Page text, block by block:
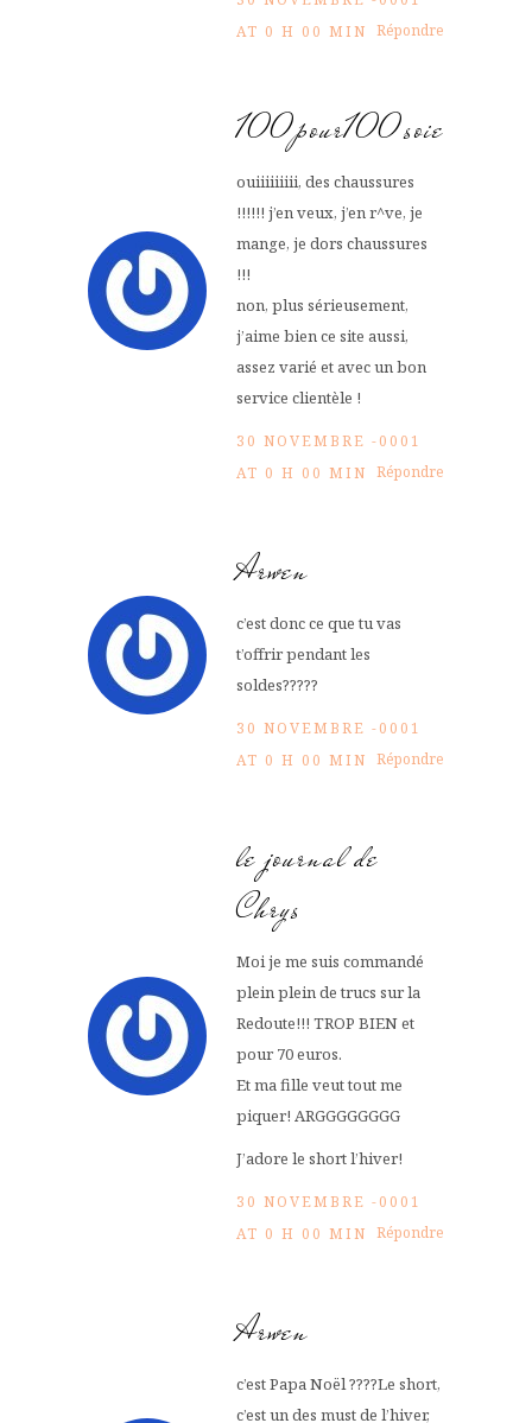
AT 0 H 00 MIN Répondre
100pour100soie
ouiiiiiiiii, des chaussures
!!!!!! j’en veux, j’en r^ve, je
mange, je dors chaussures
!!!
non, plus sérieusement,
j’aime bien ce site aussi,
assez varié et avec un bon
service clientèle !
30 NOVEMBRE -0001
AT 0 H 00 MIN Répondre
Arwen
c’est donc ce que tu vas
t’offrir pendant les
soldes?????
30 NOVEMBRE -0001
AT 0 H 00 MIN Répondre
le journal de
Chrys
Moi je me suis commandé
plein plein de trucs sur la
Redoute!!! TROP BIEN et
pour 70 euros.
Et ma fille veut tout me
piquer! ARGGGGGGGG
J’adore le short l’hiver!
30 NOVEMBRE -0001
AT 0 H 00 MIN Répondre
Arwen
c’est Papa Noël ????Le short,
c’est un des must de l’hiver,